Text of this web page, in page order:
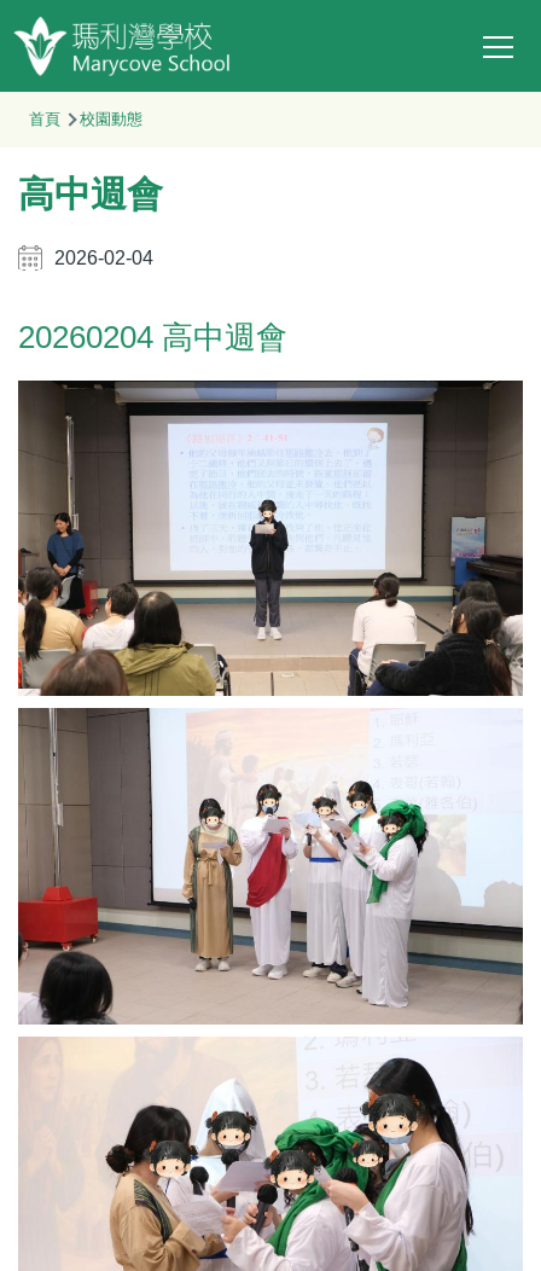
移至主內容
導
連
結
首頁 校園動態
高中週會
2026-02-04
20260204 高中週會